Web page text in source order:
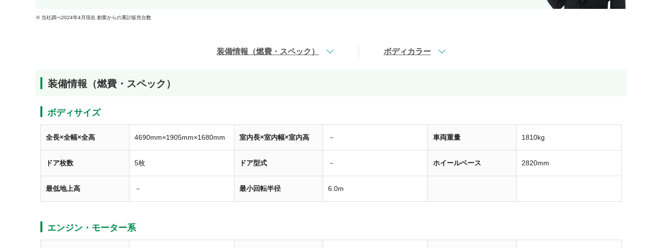
当社調べ2024年4月現在 創業からの累計販売台数
装備情報（燃費・スペック） ボディカラー
装備情報（燃費・スペック）
ボディサイズ
全長×全幅×全高 4690mm×1905mm×1680mm 室内長×室内幅×室内高 － 車両重量 1810kg
ドア枚数 5枚 ドア型式 － ホイールベース 2820mm
最低地上高 － 最小回転半径 6.0m
エンジン・モーター系